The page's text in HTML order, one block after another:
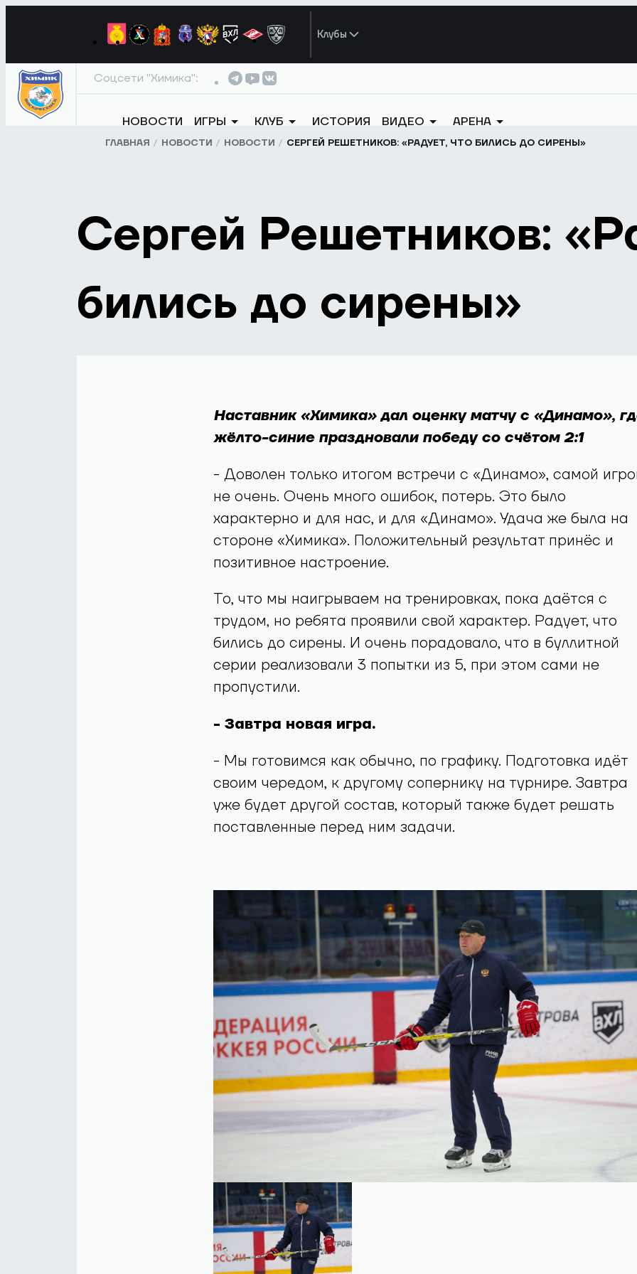
Клубы
Соцсети "Химика":
НОВОСТИ ИГРЫ КЛУБ ИСТОРИЯ ВИДЕО АРЕНА
ГЛАВНАЯ НОВОСТИ НОВОСТИ СЕРГЕЙ РЕШЕТНИКОВ: «РАДУЕТ, ЧТО БИЛИСЬ ДО СИРЕНЫ»
Сергей Решетников:
бились до сирены»
Наставник «Химика» дал оценку матчу с «Динамо»,
жёлто-синие праздновали победу со счётом 2:1
- Доволен только итогом встречи с «Динамо», самой
не очень. Очень много ошибок, потерь. Это было
характерно и для нас, и для «Динамо». Удача же была на
стороне «Химика». Положительный результат принёс и
позитивное настроение.
То, что мы наигрываем на тренировках, пока даётся с
трудом, но ребята проявили свой характер. Радует, что
бились до сирены. И очень порадовало, что в буллитной
серии реализовали 3 попытки из 5, при этом сами не
пропустили.
- Завтра новая игра.
- Мы готовимся как обычно, по графику. Подготовка идёт
своим чередом, к другому сопернику на турнире. Завтра
уже будет другой состав, который также будет решать
поставленные перед ним задачи.